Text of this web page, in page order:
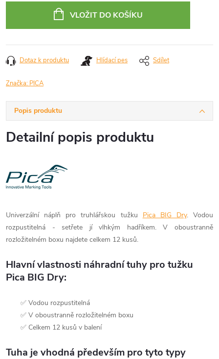
VLOŽIT DO KOŠÍKU
Dotaz k produktu Hlídací pes Sdílet
Značka: PICA
Popis produktu
Detailní popis produktu
Univerzální náplň pro truhlářskou tužku Pica BIG Dry. Vodou
rozpustitelná - setřete jí vlhkým hadříkem. V oboustranně
rozložitelném boxu najdete celkem 12 kusů.
Hlavní vlastnosti náhradní tuhy pro tužku
Pica BIG Dry:
✅ Vodou rozpustitelná
✅ V oboustranně rozložitelném boxu
✅ Celkem 12 kusů v balení
Tuha je vhodná především pro tyto typy